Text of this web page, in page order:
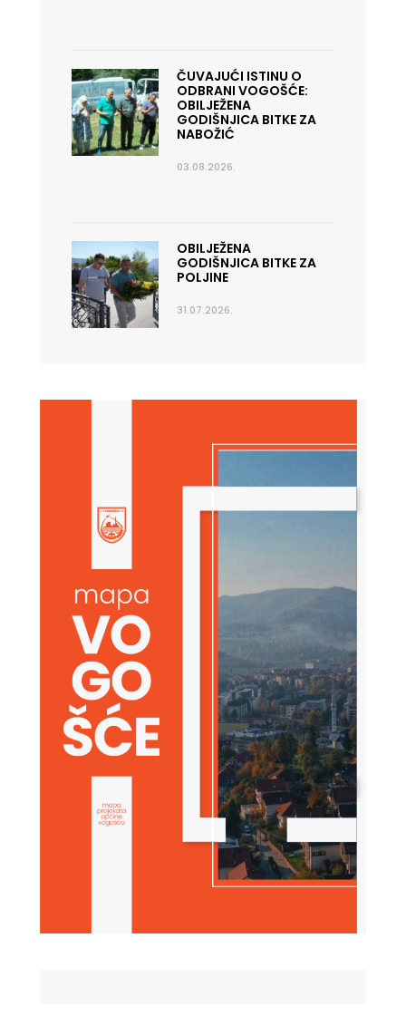
ČUVAJUĆI ISTINU O
ODBRANI VOGOŠĆE:
OBILJEŽENA
GODIŠNJICA BITKE ZA
NABOŽIĆ
03.08.2026.
OBILJEŽENA
GODIŠNJICA BITKE ZA
POLJINE
31.07.2026.